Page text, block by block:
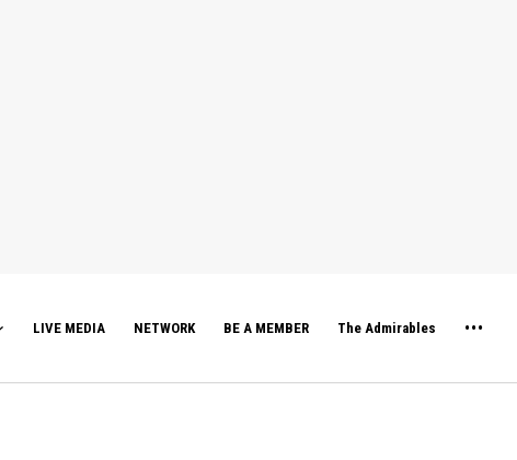
LIVE MEDIA NETWORK BE A MEMBER The Admirables